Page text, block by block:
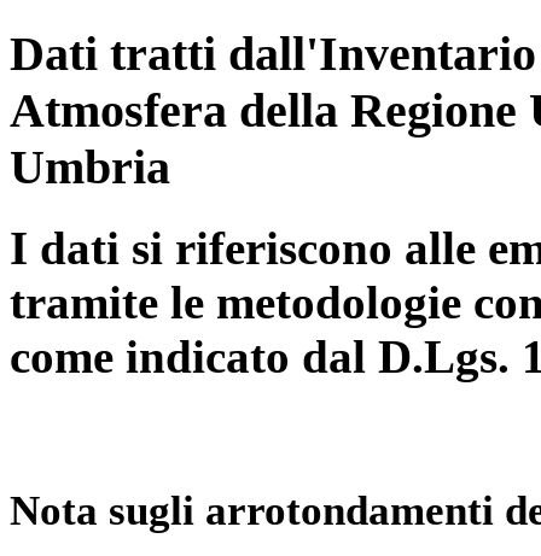
Dati tratti dall'Inventario
Atmosfera della
Umbria
I dati si riferiscono alle
tramite le metodologie
come indicato dal D.Lgs.
Nota sugli arrotondamenti